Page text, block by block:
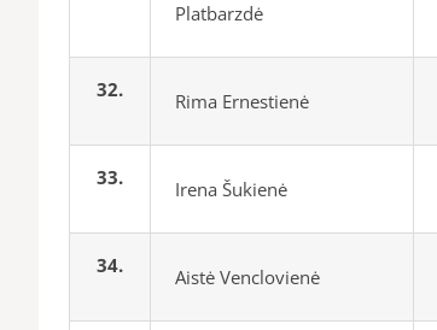
Platbarzdė
32. Rima Ernestienė
33. Irena Šukienė
34. Aistė Venclovienė